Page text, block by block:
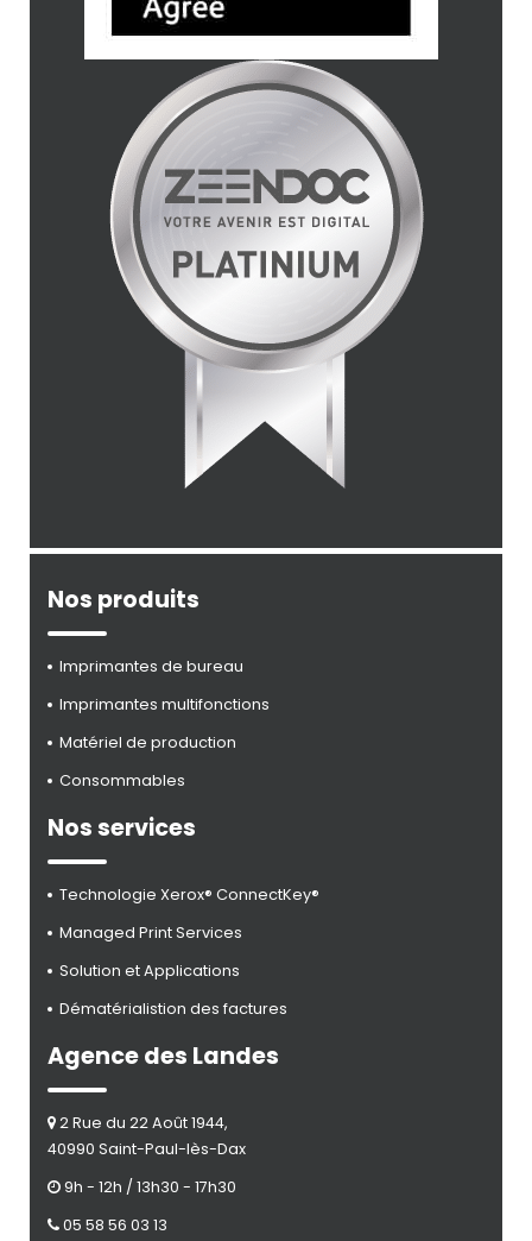
Nos produits
Imprimantes de bureau
Imprimantes multifonctions
Matériel de production
Consommables
Nos services
Technologie Xerox® ConnectKey®
Managed Print Services
Solution et Applications
Dématérialistion des factures
Agence des Landes
2 Rue du 22 Août 1944,
40990 Saint-Paul-lès-Dax
9h - 12h / 13h30 - 17h30
05 58 56 03 13